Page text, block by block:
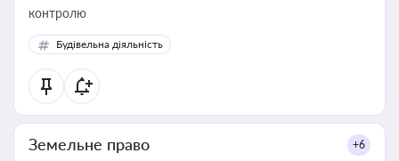
контролю
Будівельна діяльність
Земельне право +6